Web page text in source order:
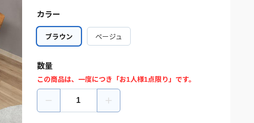
カラー
ブラウン
ブラウン ベージュ
ベージュ
数量
この商品は、一度につき「お1人様1点限り」です。